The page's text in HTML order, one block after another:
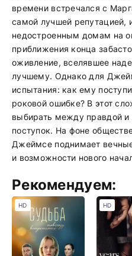
времени встречался с
самой лучшей репутацией,
недостроенным домам на
приближения конца
оживление, вселявшее
лучшему. Однако для
испытания: как ему
роковой ошибке? В этот
выбирать между правдой и
поступок. На фоне
Джеймсе поднимает
и возможности нового
Рекомендуем:
HD HD